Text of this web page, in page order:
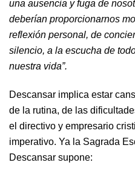
una ausencia y fuga de
deberían proporcionarnos
reflexión personal, de
silencio, a la escucha de
nuestra vida”.
Descansar implica estar
de la rutina, de las
el directivo y empresario
imperativo. Ya la Sagrada
Descansar supone: